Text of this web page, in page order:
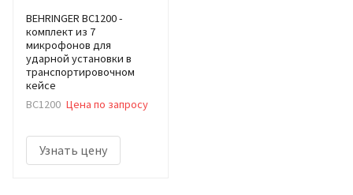
BEHRINGER BC1200 -
комплект из 7
микрофонов для
ударной установки в
транспортировочном
кейсе
BC1200 Цена по запросу
Узнать цену